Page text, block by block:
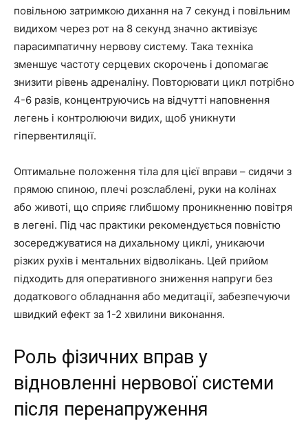
повільною затримкою дихання на 7 секунд і повільним
видихом через рот на 8 секунд значно активізує
парасимпатичну нервову систему. Така техніка
зменшує частоту серцевих скорочень і допомагає
знизити рівень адреналіну. Повторювати цикл потрібно
4-6 разів, концентруючись на відчутті наповнення
легень і контролюючи видих, щоб уникнути
гіпервентиляції.
Оптимальне положення тіла для цієї вправи – сидячи з
прямою спиною, плечі розслаблені, руки на колінах
або животі, що сприяє глибшому проникненню повітря
в легені. Під час практики рекомендується повністю
зосереджуватися на дихальному циклі, уникаючи
різких рухів і ментальних відволікань. Цей прийом
підходить для оперативного зниження напруги без
додаткового обладнання або медитації, забезпечуючи
швидкий ефект за 1-2 хвилини виконання.
Роль фізичних вправ у
відновленні нервової системи
після перенапруження